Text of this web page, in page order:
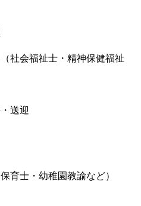
社会福祉士・精神保健福祉
送迎
育士・幼稚園教諭など）